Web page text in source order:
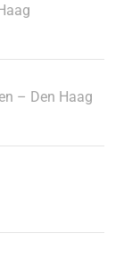
– Den Haag